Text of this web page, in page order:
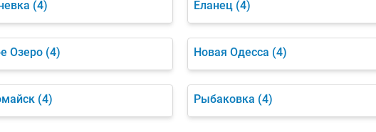
(4) Еланец (4)
Озеро (4) Новая Одесса (4)
(4) Рыбаковка (4)